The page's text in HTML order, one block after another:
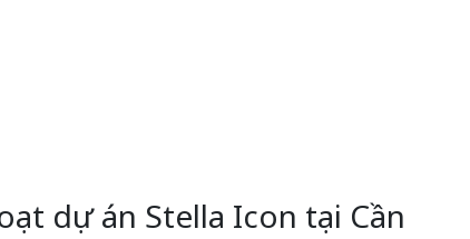
dự án Stella Icon tại Cần